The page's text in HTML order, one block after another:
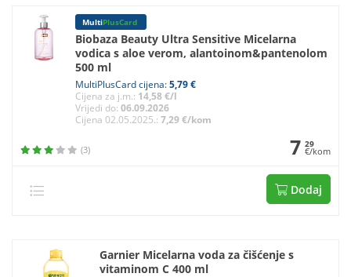
MultiPlusCard
Biobaza Beauty Ultra Sensitive Micelarna
vodica s aloe verom, alantoinom&pantenolom
500 ml
MultiPlusCard cijena:5,79 €
Cijena za j.m.: 14,58 €/l
Vrijedi do: 06.09.2026
Cijena 02.05.2025.: 7,29 €/kom
(3) 7 29
€/kom
Dodaj
Garnier Micelarna voda za čišćenje s
vitaminom C 400 ml